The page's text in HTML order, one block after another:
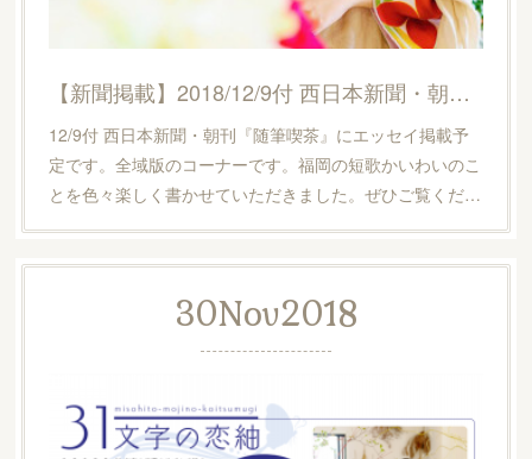
【新聞掲載】2018/12/9付 西日本新聞・朝刊『随筆喫茶』にエッセイ掲載予定。
12/9付 西日本新聞・朝刊『随筆喫茶』にエッセイ掲載予
定です。全域版のコーナーです。福岡の短歌かいわいのこ
とを色々楽しく書かせていただきました。ぜひご覧くだ…
30Nov2018